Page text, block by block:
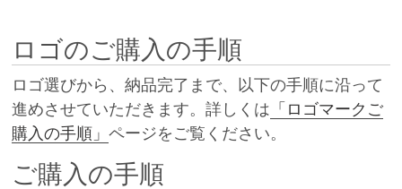
ロゴのご購入の手順
ロゴ選びから、納品完了まで、以下の手順に沿って
進めさせていただきます。詳しくは 「ロゴマークご
購入の手順」ページをご覧ください。
ご購入の手順